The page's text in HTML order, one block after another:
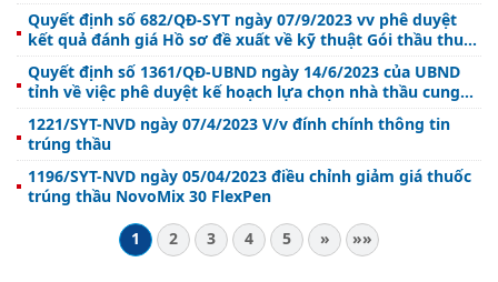
Quyết định số 682/QĐ-SYT ngày 07/9/2023 vv phê duyệt
kết quả đánh giá Hồ sơ đề xuất về kỹ thuật Gói thầu thuốc
hóa dược (Thuộc dự án: Cung cấp thuốc cho các cơ sở y tế
tỉnh Hà Tĩnh năm 2023 và năm 2024 lần thứ 2)
Quyết định số 1361/QĐ-UBND ngày 14/6/2023 của UBND
tỉnh về việc phê duyệt kế hoạch lựa chọn nhà thầu cung
cấp thuốc cho các cơ sở y tế tỉnh Hà Tĩnh năm 2023 và
năm 2024 lần thứ 2
1221/SYT-NVD ngày 07/4/2023 V/v đính chính thông tin
trúng thầu
1196/SYT-NVD ngày 05/04/2023 điều chỉnh giảm giá thuốc
trúng thầu NovoMix 30 FlexPen
1
2 3 4 5 » »»